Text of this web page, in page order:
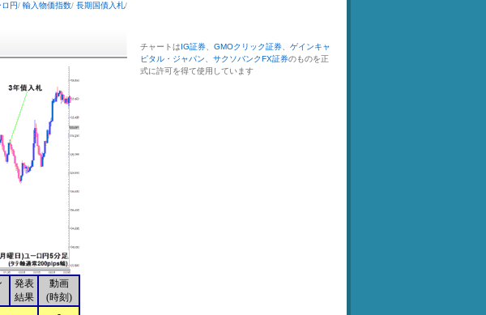
円/ 輸入物価指数/ 長期国債入札/
発表
結果
動画
(時刻)
チャートはIG証券 GMOクリック証券
ゲインキャ
ピタル・ジャパン
サクソバンクFX証券のものを正
式に許可を得て使用しています